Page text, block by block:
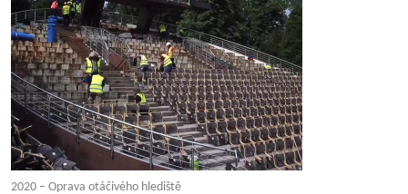
2020 – Oprava otáčivého hlediště